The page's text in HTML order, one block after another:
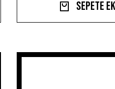
Sepete